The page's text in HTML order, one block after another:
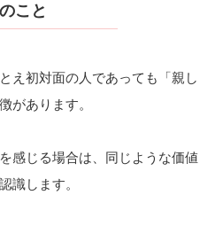
こと
え初対面の人であっても「親し
があります。
感じる場合は、同じような価値
識します。